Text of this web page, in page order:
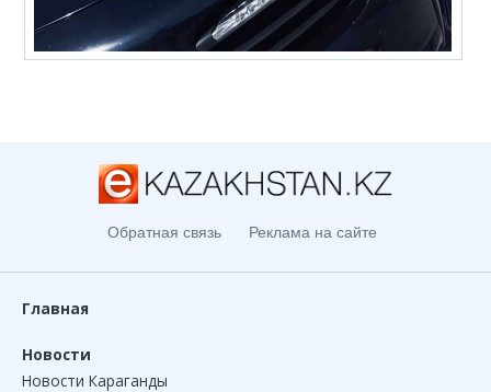
Обратная связь Реклама на сайте
Главная
Новости
Новости Караганды